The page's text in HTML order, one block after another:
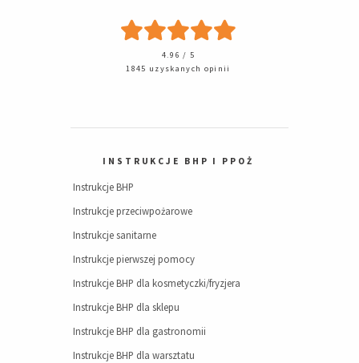
4.96 / 5
1845 uzyskanych opinii
INSTRUKCJE BHP I PPOŻ
Instrukcje BHP
Instrukcje przeciwpożarowe
Instrukcje sanitarne
Instrukcje pierwszej pomocy
Instrukcje BHP dla kosmetyczki/fryzjera
Instrukcje BHP dla sklepu
Instrukcje BHP dla gastronomii
Instrukcje BHP dla warsztatu